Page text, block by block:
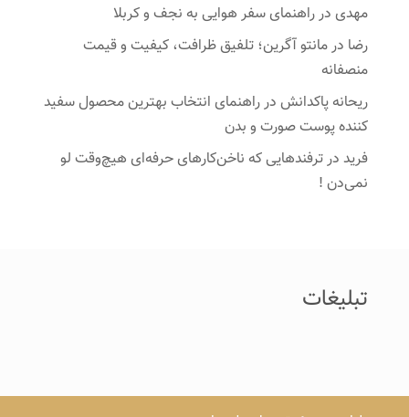
مهدیدرراهنمای سفر هوایی به نجف و کربلا
رضا درمانتو آگرین؛ تلفیق ظرافت، کیفیت و قیمت
منصفانه
ریحانه پاکدانشدرراهنمای انتخاب بهترین محصول سفید
کننده پوست صورت و بدن
فریددرترفندهایی که ناخن‌کارهای حرفه‌ای هیچ‌وقت لو
نمی‌دن !
تبلیغات